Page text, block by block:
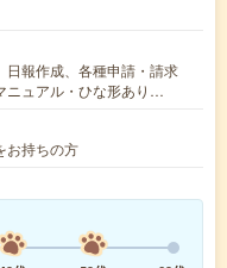
日報作成、各種申請・請求
ニュアル・ひな形あり…
お持ちの方